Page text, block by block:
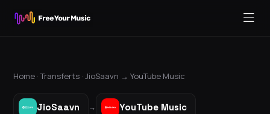
Home ·Transferts · JioSaavn → YouTube Music
JioSaavn → YouTube Music